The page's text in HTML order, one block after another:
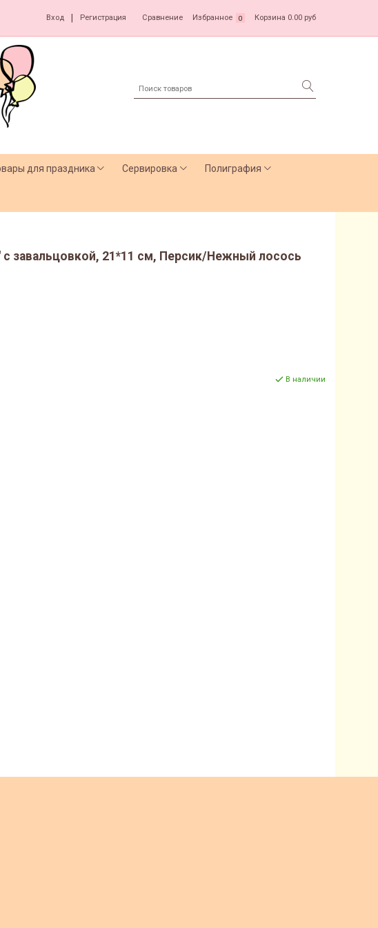
Вход Регистрация Сравнение Избранное 0 Корзина 0.00 руб
для праздника Сервировка Полиграфия
с завальцовкой, 21*11 см, Персик/Нежный лосось
В наличии